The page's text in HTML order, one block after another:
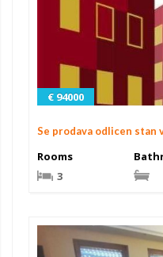
€ 94000
Se prodava odlicen stan
Rooms
3